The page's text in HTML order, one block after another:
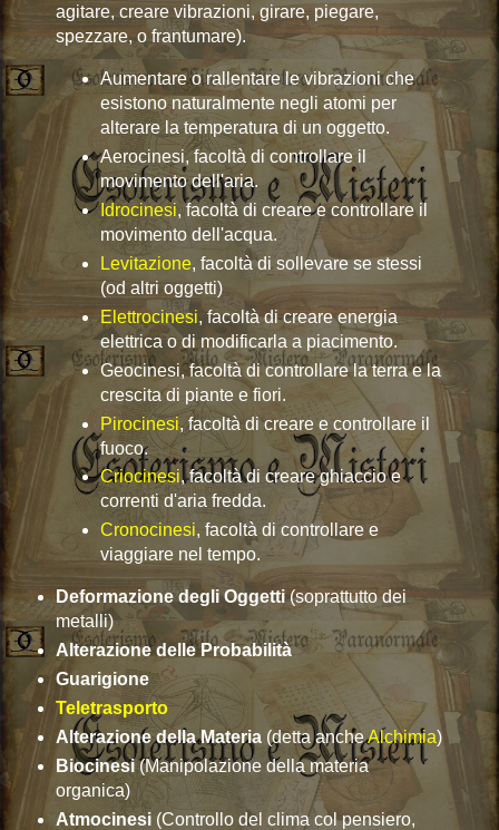
agitare, creare vibrazioni, girare, piegare,
spezzare, o frantumare).
Aumentare o rallentare le vibrazioni che
esistono naturalmente negli atomi per
alterare la temperatura di un oggetto.
Aerocinesi, facoltà di controllare il
movimento dell'aria.
Idrocinesi, facoltà di creare e controllare il
movimento dell'acqua.
Levitazione, facoltà di sollevare se stessi
(od altri oggetti)
Elettrocinesi, facoltà di creare energia
elettrica o di modificarla a piacimento.
Geocinesi, facoltà di controllare la terra e la
crescita di piante e fiori.
Pirocinesi, facoltà di creare e controllare il
fuoco.
Criocinesi, facoltà di creare ghiaccio e
correnti d'aria fredda.
Cronocinesi, facoltà di controllare e
viaggiare nel tempo.
Deformazione degli Oggetti(soprattutto dei
metalli)
Alterazione delle Probabilità
Guarigione
Teletrasporto
Alterazione della Materia(detta ancheAlchimia)
Biocinesi(Manipolazione della materia
organica)
Atmocinesi(Controllo del clima col pensiero,